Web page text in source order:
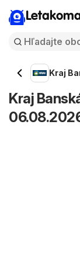
Kraj
Kraj